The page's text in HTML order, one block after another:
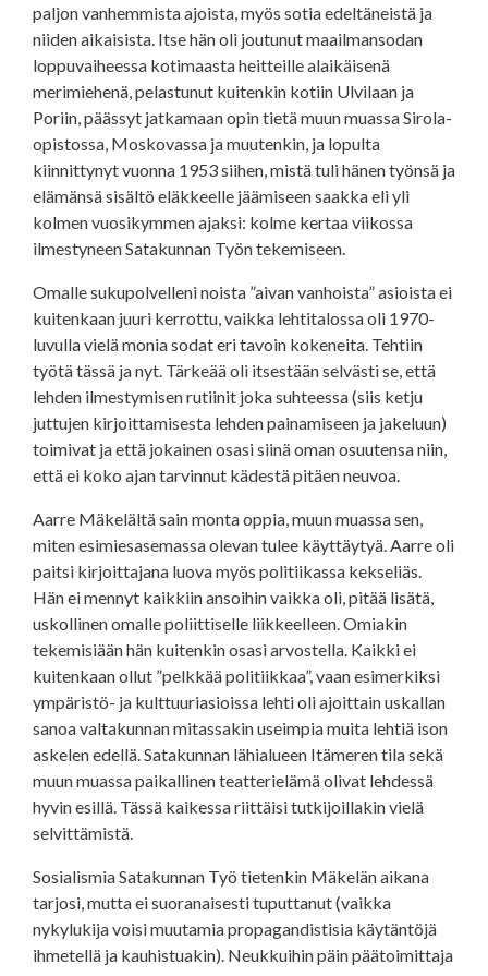
paljon vanhemmista ajoista, myös sotia edeltäneistä ja
niiden aikaisista. Itse hän oli joutunut maailmansodan
loppuvaiheessa kotimaasta heitteille alaikäisenä
merimiehenä, pelastunut kuitenkin kotiin Ulvilaan ja
Poriin, päässyt jatkamaan opin tietä muun muassa Sirola-
opistossa, Moskovassa ja muutenkin, ja lopulta
kiinnittynyt vuonna 1953 siihen, mistä tuli hänen työnsä ja
elämänsä sisältö eläkkeelle jäämiseen saakka eli yli
kolmen vuosikymmen ajaksi: kolme kertaa viikossa
ilmestyneen Satakunnan Työn tekemiseen.
Omalle sukupolvelleni noista ”aivan vanhoista” asioista ei
kuitenkaan juuri kerrottu, vaikka lehtitalossa oli 1970-
luvulla vielä monia sodat eri tavoin kokeneita. Tehtiin
työtä tässä ja nyt. Tärkeää oli itsestään selvästi se, että
lehden ilmestymisen rutiinit joka suhteessa (siis ketju
juttujen kirjoittamisesta lehden painamiseen ja jakeluun)
toimivat ja että jokainen osasi siinä oman osuutensa niin,
että ei koko ajan tarvinnut kädestä pitäen neuvoa.
Aarre Mäkelältä sain monta oppia, muun muassa sen,
miten esimiesasemassa olevan tulee käyttäytyä. Aarre oli
paitsi kirjoittajana luova myös politiikassa kekseliäs.
Hän ei mennyt kaikkiin ansoihin vaikka oli, pitää lisätä,
uskollinen omalle poliittiselle liikkeelleen. Omiakin
tekemisiään hän kuitenkin osasi arvostella. Kaikki ei
kuitenkaan ollut ”pelkkää politiikkaa”, vaan esimerkiksi
ympäristö- ja kulttuuriasioissa lehti oli ajoittain uskallan
sanoa valtakunnan mitassakin useimpia muita lehtiä ison
askelen edellä. Satakunnan lähialueen Itämeren tila sekä
muun muassa paikallinen teatterielämä olivat lehdessä
hyvin esillä. Tässä kaikessa riittäisi tutkijoillakin vielä
selvittämistä.
Sosialismia Satakunnan Työ tietenkin Mäkelän aikana
tarjosi, mutta ei suoranaisesti tuputtanut (vaikka
nykylukija voisi muutamia propagandistisia käytäntöjä
ihmetellä ja kauhistuakin). Neukkuihin päin päätoimittaja